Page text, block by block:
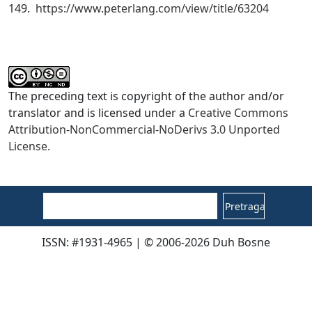
149. https://www.peterlang.com/view/title/63204
The preceding text is copyright of the author and/or
translator and is licensed under a Creative Commons
Attribution-NonCommercial-NoDerivs 3.0 Unported
License.
Pretraga
ISSN: #1931-4965 | © 2006-2026 Duh Bosne